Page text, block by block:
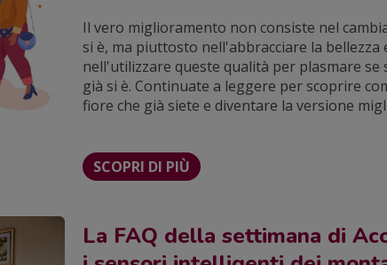
Il vero miglioramento non consiste nel
si è, ma piuttosto nell'abbracciare la
nell'utilizzare queste qualità per plasmare se
già si è. Continuate a leggere per scoprire
fiore che già siete e diventare la versione
SCOPRI DI PIÙ
La FAQ della settimana di